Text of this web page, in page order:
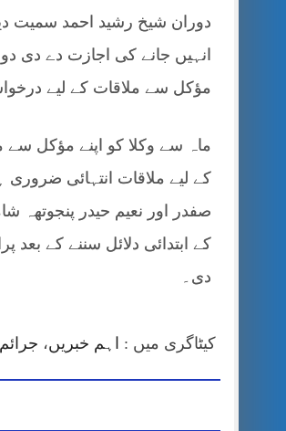
دوران شیخ رشید احمد سمیت
انہیں جانے کی اجازت دے دی
مؤکل سے ملاقات کے لیے
ماہ سے وکلا کو اپنے مؤکل
کے لیے ملاقات انتہائی ضروری
صفدر اور نعیم حیدر پنجوتھہ
دی۔
کیٹاگری میں : اہم خبریں، جرائم